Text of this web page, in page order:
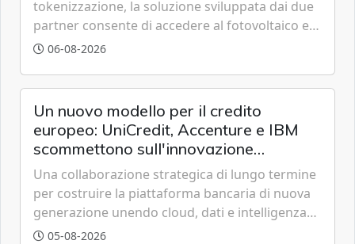
tokenizzazione, la soluzione sviluppata dai due
partner consente di accedere al fotovoltaico e
all'eolico ottenendo risparmi diretti in bolletta,
06-08-2026
Un nuovo modello per il credito
europeo: UniCredit, Accenture e IBM
scommettono sull'innovazione
tecnologica
Una collaborazione strategica di lungo termine
per costruire la piattaforma bancaria di nuova
generazione unendo cloud, dati e intelligenza
artificiale.
05-08-2026